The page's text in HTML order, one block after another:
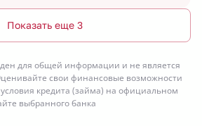
Показать еще 3
для общей информации и не является
свои финансовые возможности
кредита (займа) на официальном
выбранного банка